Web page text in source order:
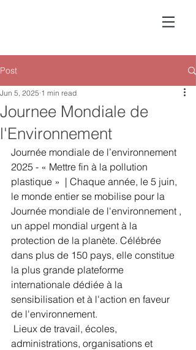
Post
Journee Mondiale de
l'Environnement
Jun 5, 2025 1 min read
Journée mondiale de l’environnement
2025 - « Mettre fin à la pollution
plastique »  | Chaque année, le 5 juin,
le monde entier se mobilise pour la
Journée mondiale de l'environnement ,
un appel mondial urgent à la
protection de la planète. Célébrée
dans plus de 150 pays, elle constitue
la plus grande plateforme
internationale dédiée à la
sensibilisation et à l'action en faveur
de l'environnement.
Lieux de travail, écoles,
administrations, organisations et